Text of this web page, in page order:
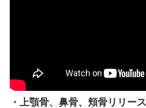
・上顎骨、鼻骨、頬骨リリース